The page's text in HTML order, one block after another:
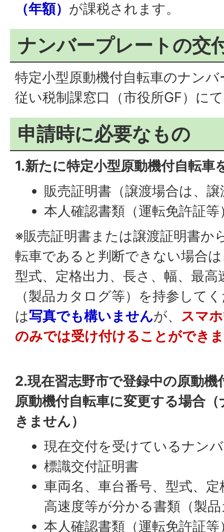
（年額） が課税されます。
ナンバープレートの交
特定小型原動機付自転車のナン
従い税制課窓口（市役所GF）に
申請時に必要なもの
1.新たに特定小型原動機付自転車
販売証明書（譲渡場合は、
本人確認書類（運転免許証等
※販売証明書または譲渡証明書か
転車であると判断できない場合
型式、定格出力、長さ、幅、最
（製品カタログ等）を持参して
は写真でも構いませんが、 スマ
のみでは受け付けることができ
2.現在習志野市で登録中の原動機
原動機付自転車に変更する場合
きません）
現在交付を受けているナン
標識交付証明書
車両名、車台番号、型式、
高速度等が分かる書類（製
本人確認書類（運転免許証等